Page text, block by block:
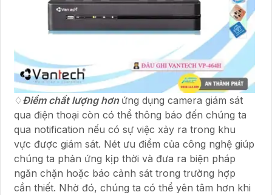
♢Điểm chất lượng hơn ứng dụng camera giám sát
qua điện thoại còn có thể thông báo đến chúng ta
qua notification nếu có sự việc xảy ra trong khu
vực được giám sát. Nét ưu điểm của công nghệ giúp
chúng ta phản ứng kịp thời và đưa ra biện pháp
ngăn chặn hoặc báo cảnh sát trong trường hợp
cần thiết. Nhờ đó, chúng ta có thể yên tâm hơn khi